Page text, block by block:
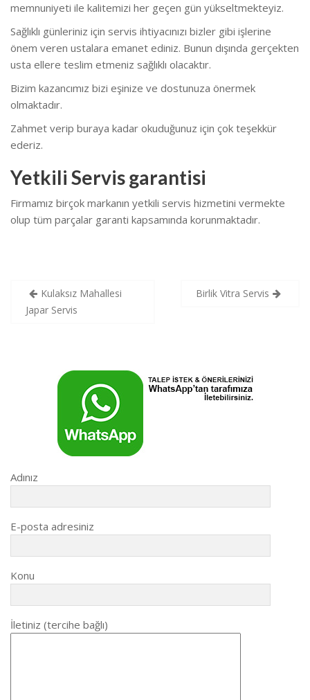
memnuniyeti ile kalitemizi her geçen gün yükseltmekteyiz.
Sağlıklı günleriniz için servis ihtiyacınızı bizler gibi işlerine
önem veren ustalara emanet ediniz. Bunun dışında gerçekten
usta ellere teslim etmeniz sağlıklı olacaktır.
Bizim kazancımız bizi eşinize ve dostunuza önermek
olmaktadır.
Zahmet verip buraya kadar okuduğunuz için çok teşekkür
ederiz.
Yetkili Servis garantisi
Firmamız birçok markanın yetkili servis hizmetini vermekte
olup tüm parçalar garanti kapsamında korunmaktadır.
Yazı
gezinmesi
Kulaksız Mahallesi
Japar Servis
Birlik Vitra Servis
Adınız
E-posta adresiniz
Konu
İletiniz (tercihe bağlı)